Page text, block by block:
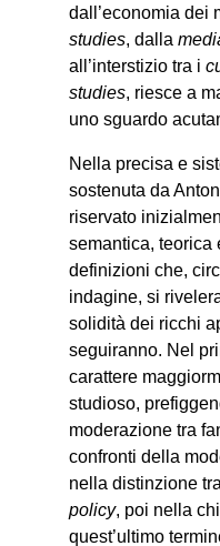
dall’economia dei
studies, dalla
all’interstizio tra i
studies, riesce a
uno sguardo
Nella precisa e
sostenuta da
riservato
semantica, teorica
definizioni che,
indagine, si
solidità dei ricchi
seguiranno. Nel
carattere
studioso,
moderazione tra
confronti della
nella distinzione
policy, poi nella
quest’ultimo